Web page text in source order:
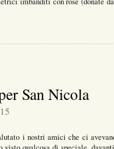
San Nicola
i nostri amici che ci